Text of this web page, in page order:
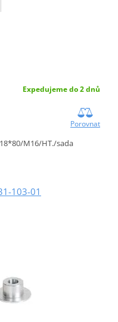
Expedujeme do 2 dnů
Porovnat
M16/HT./sada
103-01